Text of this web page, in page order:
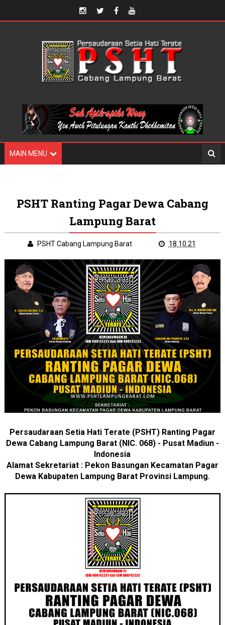
MAIN MENU
PSHT Ranting Pagar Dewa Cabang
Lampung Barat
PSHT Cabang Lampung Barat 18.10.21
Persaudaraan Setia Hati Terate (PSHT) Ranting Pagar
Dewa Cabang Lampung Barat (NIC. 068) - Pusat Madiun -
Indonesia
Alamat Sekretariat : Pekon Basungan Kecamatan Pagar
Dewa Kabupaten Lampung Barat Provinsi Lampung.